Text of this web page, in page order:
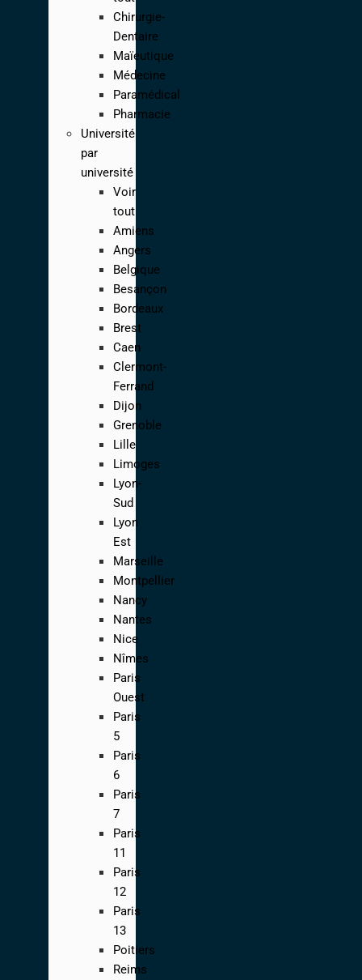
Chirurgie-
Dentaire
Maïeutique
Médecine
Paramédical
Pharmacie
Université
par
université
Voir
tout
Amiens
Angers
Belgique
Besançon
Bordeaux
Brest
Caen
Clermont-
Ferrand
Dijon
Grenoble
Lille
Limoges
Lyon-
Sud
Lyon
Est
Marseille
Montpellier
Nancy
Nantes
Nice
Nîmes
Paris
Ouest
Paris
5
Paris
6
Paris
7
Paris
11
Paris
12
Paris
13
Poitiers
Reims